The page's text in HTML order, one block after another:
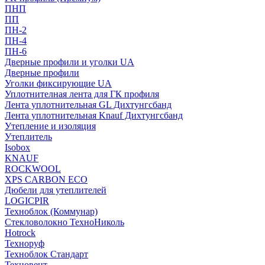
ПНП
ПП
ПН-2
ПН-4
ПН-6
Дверные профили и уголки UA
Дверные профили
Уголки фиксирующие UA
Уплотнителная лента для ГК профиля
Лента уплотнительная GL Дихтунгсбанд
Лента уплотнительная Knauf Дихтунгсбанд
Утепление и изоляция
Утеплитель
Isobox
KNAUF
ROCKWOOL
XPS CARBON ECO
Дюбели для утеплителей
LOGICPIR
Техноблок (Коммунар)
Стекловолокно ТехноНиколь
Hotrock
Технoруф
Техноблок Стандарт